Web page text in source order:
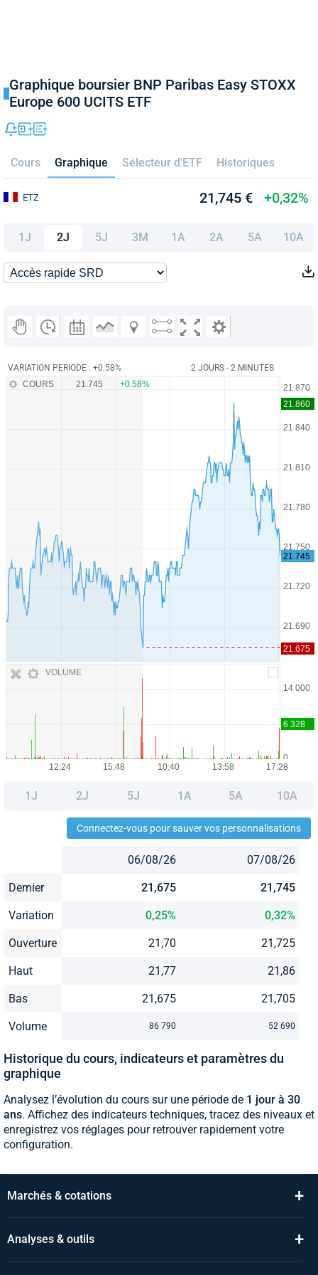
Graphique boursier BNP Paribas Easy STOXX
Europe 600 UCITS ETF
Cours Graphique Sélecteur d'ETF Historiques
ETZ 21,745 € +0,32%
1J 2J 5J 3M 1A 2A 5A 10A
VARIATION PERIODE : +0.58% 2 JOURS - 2 MINUTES
VOLUME
COURS 21.745 +0.58%
1J 2J 5J 1A 5A 10A
Connectez-vous pour sauver vos personnalisations
06/08/26 07/08/26
Dernier 21,675 21,745
Variation 0,25% 0,32%
Ouverture 21,70 21,725
Haut 21,77 21,86
Bas 21,675 21,705
Volume 86 790 52 690
Historique du cours, indicateurs et paramètres du
graphique
Analysez l’évolution du cours sur une période de 1 jour à 30
ans. Affichez des indicateurs techniques, tracez des niveaux et
enregistrez vos réglages pour retrouver rapidement votre
configuration.
Marchés & cotations +
Analyses & outils +